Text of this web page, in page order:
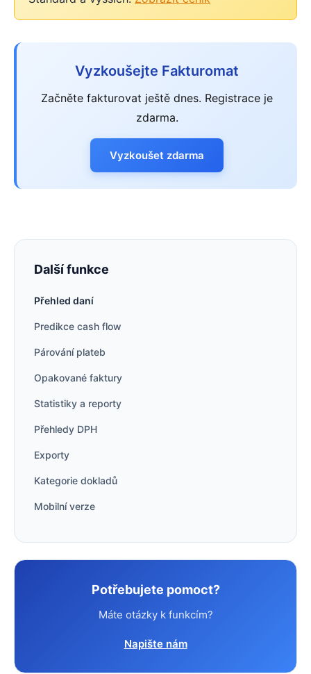
Vyzkoušejte Fakturomat
Začněte fakturovat ještě dnes. Registrace je
zdarma.
Vyzkoušet zdarma
Další funkce
Přehled daní
Predikce cash flow
Párování plateb
Opakované faktury
Statistiky a reporty
Přehledy DPH
Exporty
Kategorie dokladů
Mobilní verze
Potřebujete pomoct?
Máte otázky k funkcím?
Napište nám